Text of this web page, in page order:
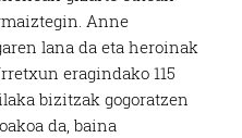
Anne
lana da eta heroinak
eragindako 115
bizitzak gogoratzen
da, baina